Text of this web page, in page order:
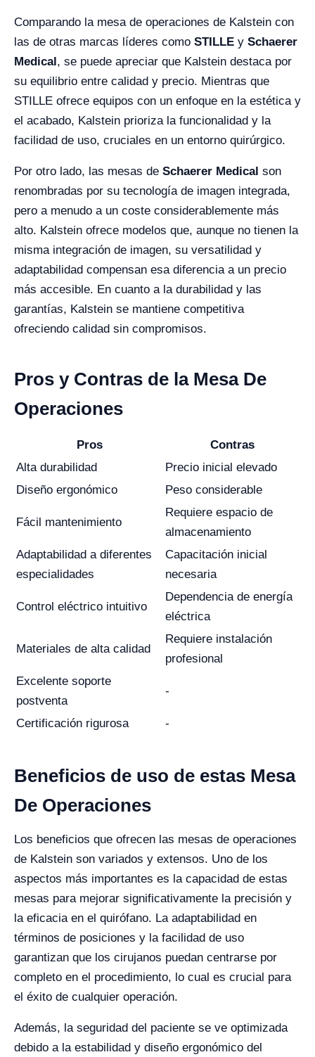
Comparando la mesa de operaciones de Kalstein con
las de otras marcas líderes como STILLE y Schaerer
Medical, se puede apreciar que Kalstein destaca por
su equilibrio entre calidad y precio. Mientras que
STILLE ofrece equipos con un enfoque en la estética y
el acabado, Kalstein prioriza la funcionalidad y la
facilidad de uso, cruciales en un entorno quirúrgico.
Por otro lado, las mesas de Schaerer Medical son
renombradas por su tecnología de imagen integrada,
pero a menudo a un coste considerablemente más
alto. Kalstein ofrece modelos que, aunque no tienen la
misma integración de imagen, su versatilidad y
adaptabilidad compensan esa diferencia a un precio
más accesible. En cuanto a la durabilidad y las
garantías, Kalstein se mantiene competitiva
ofreciendo calidad sin compromisos.
Pros y Contras de la Mesa De
Operaciones
Pros
Contras
Alta durabilidad
Precio inicial elevado
Diseño ergonómico
Peso considerable
Fácil mantenimiento
Requiere espacio de
almacenamiento
Adaptabilidad a diferentes
especialidades
Capacitación inicial
necesaria
Control eléctrico intuitivo
Dependencia de energía
eléctrica
Materiales de alta calidad
Requiere instalación
profesional
Excelente soporte
postventa
-
Certificación rigurosa -
Beneficios de uso de estas Mesa
De Operaciones
Los beneficios que ofrecen las mesas de operaciones
de Kalstein son variados y extensos. Uno de los
aspectos más importantes es la capacidad de estas
mesas para mejorar significativamente la precisión y
la eficacia en el quirófano. La adaptabilidad en
términos de posiciones y la facilidad de uso
garantizan que los cirujanos puedan centrarse por
completo en el procedimiento, lo cual es crucial para
el éxito de cualquier operación.
Además, la seguridad del paciente se ve optimizada
debido a la estabilidad y diseño ergonómico del